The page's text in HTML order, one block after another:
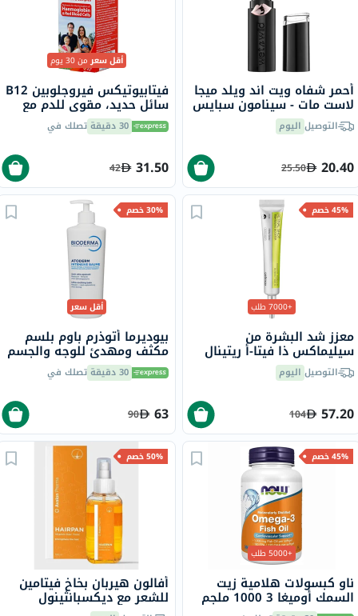
أحمر شفاه ويت اند ويلد ميجا
لاست مات - سينامون سبايس
التوصيل اليوم
20.40
25.50
أقل سعرمن 30 يوم
فيتابيوتيكس فيروجلوبين B12
سائل حديد، مقوي للدم مع
المعادن وفيتامينات B المركب
200 مل 30 دقيقة تصلك في
31.50
42
45% خصم
+7000 طلب
معزز شد البشرة من
سيليماكس ذا فيتا-أ ريتينال
شوت، 15 مل
التوصيل اليوم
57.20
104
30% خصم
أقل سعر
بيوديرما أتوذرم باوم بلسم
مكثف ومهدئ للوجه والجسم
500 مل 30 دقيقة تصلك في
63
90
45% خصم
+5000 طلب
ناو كبسولات هلامية زيت
السمك أوميغا 3 1000 ملجم
50% خصم
أفالون هيربان بخاخ فيتامين
للشعر مع ديكسبانثينول